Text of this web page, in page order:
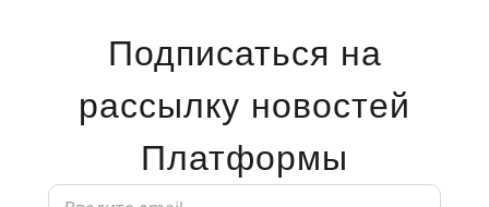
Подписаться на
рассылку новостей
Платформы